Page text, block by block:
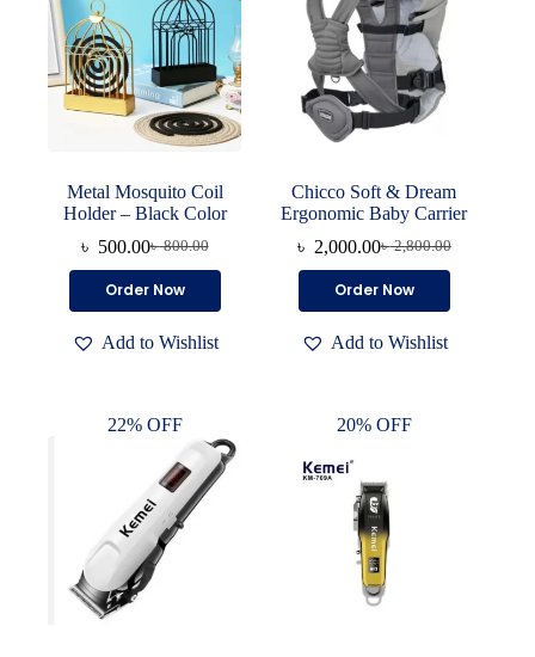
Metal Mosquito Coil
Holder – Black Color
৳800.00
Original
price
was:
৳ 500.00Current
price
is:
Order Now
Add to Wishlist
Chicco Soft & Dream
Ergonomic Baby Carrier
৳2,800.00
Original
price
was:
৳ 2,000.00Current
price
is:
Order Now
Add to Wishlist
22% OFF 20% OFF